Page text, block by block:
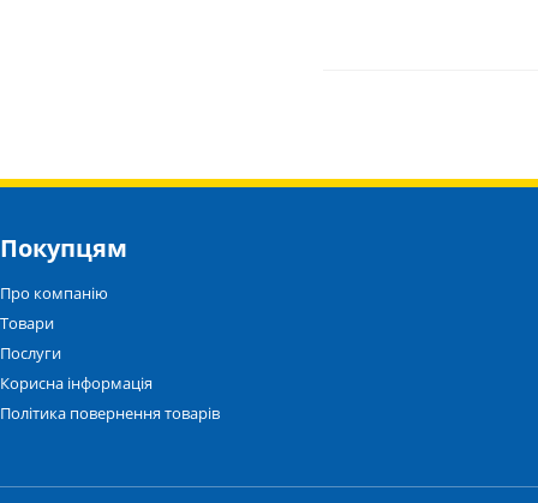
Покупцям
Про компанію
Товари
Послуги
Корисна інформація
Політика повернення товарів